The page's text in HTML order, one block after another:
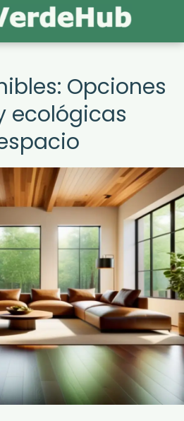
Opciones
ecológicas